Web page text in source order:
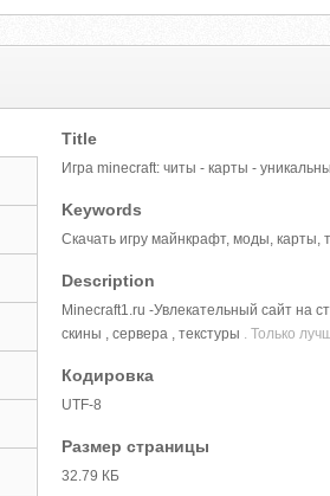
Title
Игра minecraft: читы - карты -
Keywords
Скачать игру майнкрафт, моды, карты,
Description
Minecraft1.ru -Увлекательный сайт на
скины , сервера , текстуры . Только
Кодировка
UTF-8
Размер страницы
32.79 КБ